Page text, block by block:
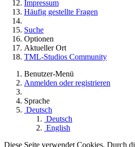
Impressum
Häufig gestellte Fragen
Suche
Optionen
Aktueller Ort
TML-Studios Community
Benutzer-Menü
Anmelden oder registrieren
Sprache
Deutsch
Deutsch
English
Diese Seite verwendet Cookies. Durch